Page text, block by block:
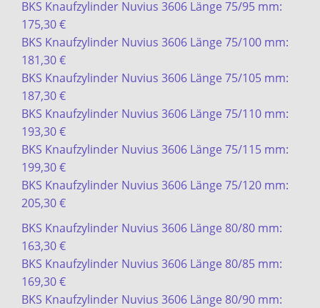
BKS Knaufzylinder Nuvius 3606 Länge 75/95 mm:
175,30 €
BKS Knaufzylinder Nuvius 3606 Länge 75/100 mm:
181,30 €
BKS Knaufzylinder Nuvius 3606 Länge 75/105 mm:
187,30 €
BKS Knaufzylinder Nuvius 3606 Länge 75/110 mm:
193,30 €
BKS Knaufzylinder Nuvius 3606 Länge 75/115 mm:
199,30 €
BKS Knaufzylinder Nuvius 3606 Länge 75/120 mm:
205,30 €
BKS Knaufzylinder Nuvius 3606 Länge 80/80 mm:
163,30 €
BKS Knaufzylinder Nuvius 3606 Länge 80/85 mm:
169,30 €
BKS Knaufzylinder Nuvius 3606 Länge 80/90 mm: